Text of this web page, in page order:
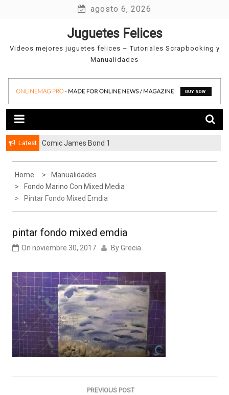
agosto 6, 2026
Juguetes Felices
Videos mejores juguetes felices – Tutoriales Scrapbooking y
Manualidades
Latest Comic James Bond 1
Home
Manualidades
Fondo Marino Con Mixed Media
Pintar Fondo Mixed Emdia
pintar fondo mixed emdia
On noviembre 30, 2017 ByGrecia
Navegación
PREVIOUS POST